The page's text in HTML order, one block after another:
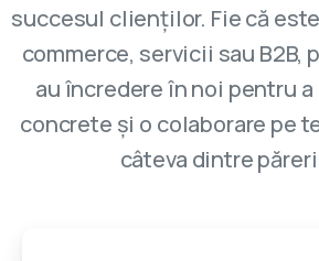
succesul clienților. Fie că
commerce, servicii sau B2B,
au încredere în noi pentru
concrete și o colaborare pe
câteva dintre